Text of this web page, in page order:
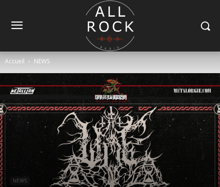
Accueil NEWS
NEWS